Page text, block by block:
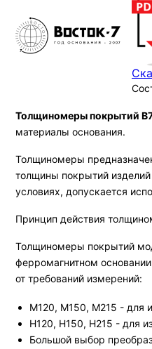
Толщиномеры покрытий
материалы основания.
Толщиномеры
толщины покрытий
условиях, допускается
Принцип действия
Толщиномеры покрытий
ферромагнитном
от требований измерений:
М120, М150, М215 - для
Н120, Н150, Н215 - для
Большой выбор